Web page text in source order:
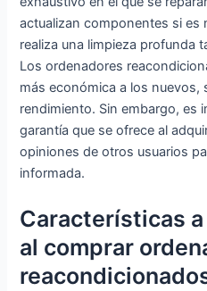
actualizan componentes si es
realiza una limpieza profunda
Los ordenadores
más económica a los nuevos,
rendimiento. Sin embargo, es
garantía que se ofrece al
opiniones de otros usuarios
informada.
Características
al comprar